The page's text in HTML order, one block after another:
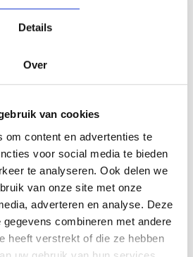
Details
Over
van cookies
om content en advertenties te
voor social media te bieden
te analyseren. Ook delen we
van onze site met onze
adverteren en analyse. Deze
combineren met andere
heeft verstrekt of die ze hebben